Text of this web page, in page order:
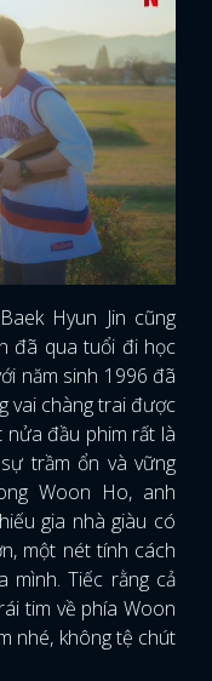
Hyun Jin cũng
đã qua tuổi đi học
năm sinh 1996 đã
vai chàng trai được
đầu phim rất là
trầm ổn và vững
Woon Ho, anh
gia nhà giàu có
một nét tính cách
mình. Tiếc rằng cả
tim về phía Woon
nhé, không tệ chút